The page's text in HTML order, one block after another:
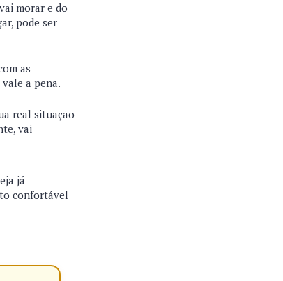
morar e do
pode ser
as
a pena.
real situação
vai
já
confortável